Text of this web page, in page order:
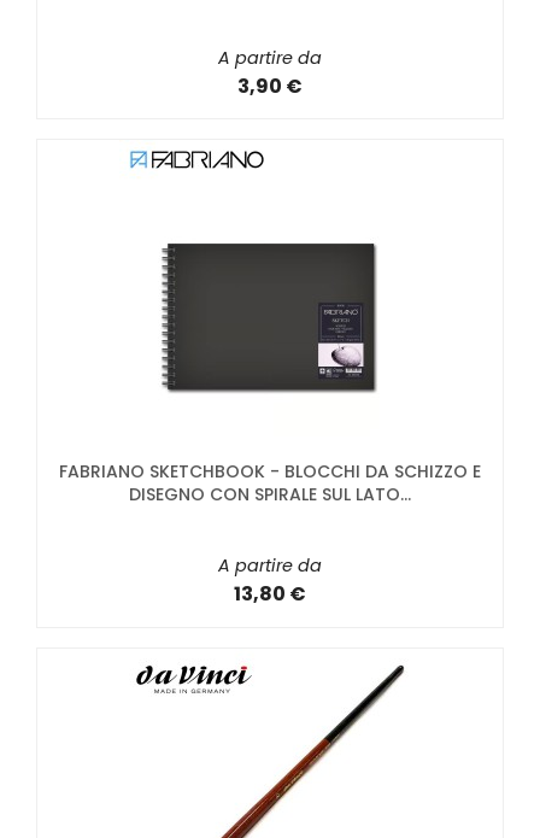
A partire da
3,90 €
FABRIANO SKETCHBOOK - BLOCCHI DA SCHIZZO E
DISEGNO CON SPIRALE SUL LATO...
A partire da
13,80 €